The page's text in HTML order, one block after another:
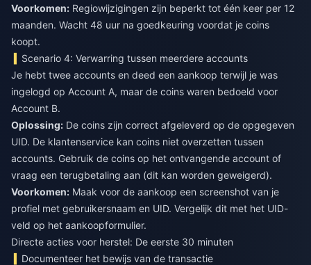
Voorkomen: Regiowijzigingen zijn beperkt tot één keer per 12
maanden. Wacht 48 uur na goedkeuring voordat je coins
koopt.
Scenario 4: Verwarring tussen meerdere accounts
Je hebt twee accounts en deed een aankoop terwijl je was
ingelogd op Account A, maar de coins waren bedoeld voor
Account B.
Oplossing: De coins zijn correct afgeleverd op de opgegeven
UID. De klantenservice kan coins niet overzetten tussen
accounts. Gebruik de coins op het ontvangende account of
vraag een terugbetaling aan (dit kan worden geweigerd).
Voorkomen: Maak voor de aankoop een screenshot van je
profiel met gebruikersnaam en UID. Vergelijk dit met het UID-
veld op het aankoopformulier.
Directe acties voor herstel: De eerste 30 minuten
Documenteer het bewijs van de transactie